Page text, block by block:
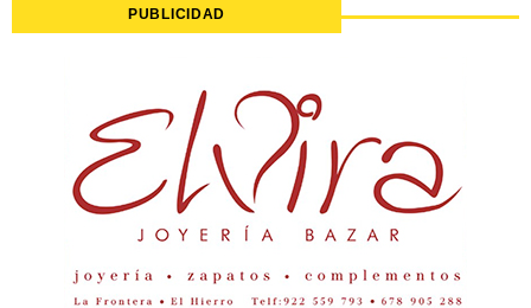
PUBLICIDAD